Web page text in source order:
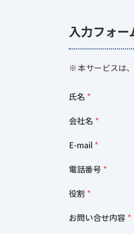
入力フォー
本サービスは
氏名
会社名
E-mail
電話番号
役割
お問い合せ内容